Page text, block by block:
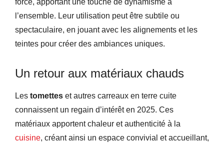
l’ensemble. Leur utilisation peut être subtile ou
spectaculaire, en jouant avec les alignements et les
teintes pour créer des ambiances uniques.
Un retour aux matériaux chauds
Les tomettes et autres carreaux en terre cuite
connaissent un regain d’intérêt en 2025. Ces
matériaux apportent chaleur et authenticité à la
cuisine, créant ainsi un espace convivial et accueillant,